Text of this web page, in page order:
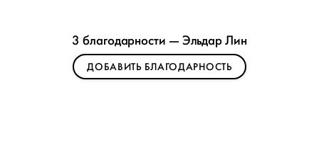
3 благодарности — Эльдар Лин
ДОБАВИТЬ БЛАГОДАРНОСТЬ